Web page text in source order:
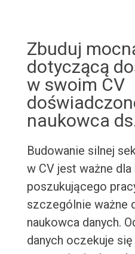
Zbuduj
dotyczącą
w swoim CV
naukowca
Budowanie silnej
w CV jest ważne dla
poszukującego
szczególnie ważne
naukowca danych.
danych oczekuje